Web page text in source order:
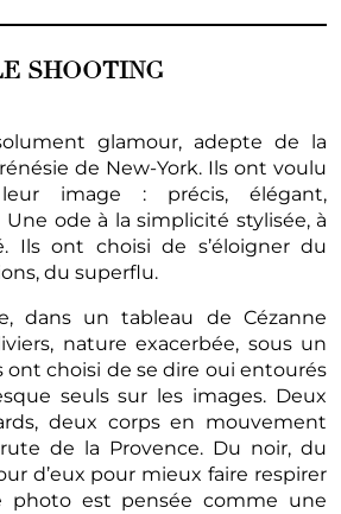
SHOOTING
glamour, adepte de la
de New-York. Ils ont voulu
image : précis, élégant,
ode à la simplicité stylisée, à
Ils ont choisi de s’éloigner du
du superflu.
dans un tableau de Cézanne
nature exacerbée, sous un
ont choisi de se dire oui entourés
seuls sur les images. Deux
deux corps en mouvement
de la Provence. Du noir, du
d’eux pour mieux faire respirer
photo est pensée comme une